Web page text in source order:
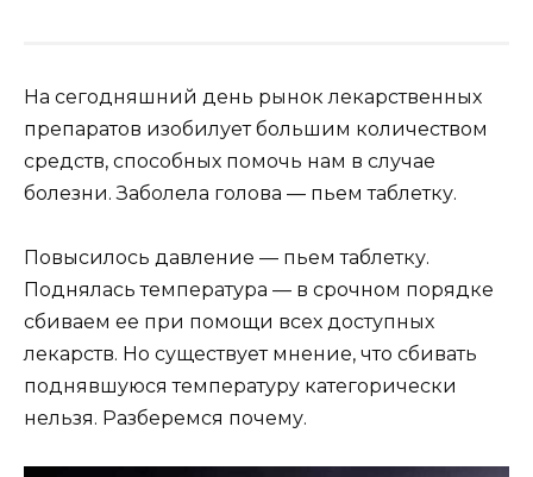
На сегодняшний день рынок лекарственных
препаратов изобилует большим количеством
средств, способных помочь нам в случае
болезни. Заболела голова — пьем таблетку.
Повысилось давление — пьем таблетку.
Поднялась температура — в срочном порядке
сбиваем ее при помощи всех доступных
лекарств. Но существует мнение, что сбивать
поднявшуюся температуру категорически
нельзя. Разберемся почему.